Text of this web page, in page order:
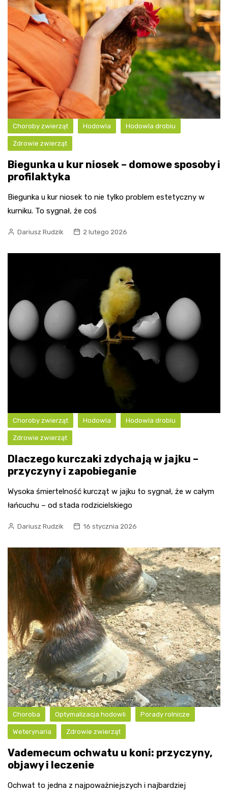
Choroby zwierząt Hodowla Hodowla drobiu
Zdrowie zwierząt
Biegunka u kur niosek – domowe sposoby i
profilaktyka
Biegunka u kur niosek to nie tylko problem estetyczny w
kurniku. To sygnał, że coś
Dariusz Rudzik 2 lutego 2026
Choroby zwierząt Hodowla Hodowla drobiu
Zdrowie zwierząt
Dlaczego kurczaki zdychają w jajku –
przyczyny i zapobieganie
Wysoka śmiertelność kurcząt w jajku to sygnał, że w całym
łańcuchu – od stada rodzicielskiego
Dariusz Rudzik 16 stycznia 2026
Choroba Optymalizacja hodowli Porady rolnicze
Weterynaria Zdrowie zwierząt
Vademecum ochwatu u koni: przyczyny,
objawy i leczenie
Ochwat to jedna z najpoważniejszych i najbardziej